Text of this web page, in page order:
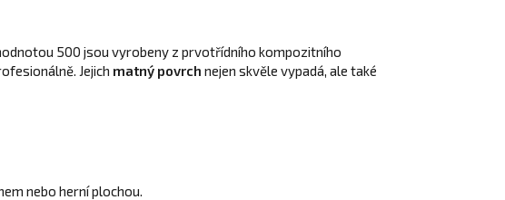
500 jsou vyrobeny z prvotřídního kompozitního
Jejich matný povrch nejen skvěle vypadá, ale také
nebo herní plochou.